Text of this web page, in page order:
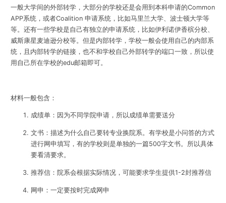
一般大学间的外部转学，大部分的学校还是会用到本科申请的Common
APP系统，或者Coalition 申请系统，比如马里兰大学、波士顿大学等
等。还有一些学校是自己有独立的申请系统，比如伊利诺伊香槟分校、
威斯康星麦迪逊分校等。但是内部转学，学校一般会使用自己的内部系
统，且内部转学的链接，也不和学校自己外部转学的端口一致，所以使
用自己所在学校的edu邮箱即可。
材料一般包含：
成绩单：因为不同学院申请，所以成绩单需要送分
文书：描述为什么自己要转专业换院系。有学校是小问答的方式
进行网申填写，有的学校则是单独的一篇500字文书。所以具体
要看清要求。
推荐信：院系会根据实际情况，可能要求学生提供1-2封推荐信
网申：一定要按时完成网申